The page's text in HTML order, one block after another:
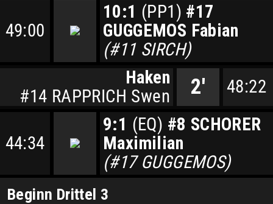
49:00
10:1 (PP1) #17
GUGGEMOS Fabian
(#11 SIRCH)
48:22
2'
Haken
#14 RAPPRICH Swen
44:34
9:1 (EQ) #8 SCHORER
Maximilian
(#17 GUGGEMOS)
Beginn Drittel 3